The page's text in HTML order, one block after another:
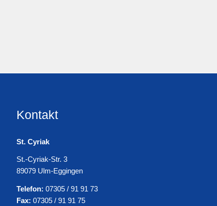
Kontakt
St. Cyriak
St.-Cyriak-Str. 3
89079 Ulm-Eggingen
Telefon: 07305 / 91 91 73
Fax: 07305 / 91 91 75